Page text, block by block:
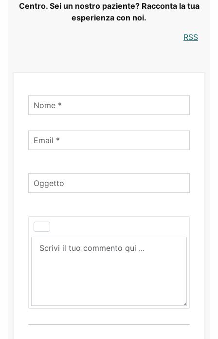
Centro. Sei un nostro paziente? Racconta la tua
esperienza con noi.
RSS